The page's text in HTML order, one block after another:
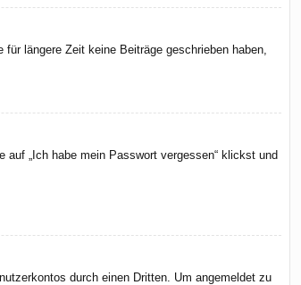
längere Zeit keine Beiträge geschrieben haben,
„Ich habe mein Passwort vergessen“ klickst und
durch einen Dritten. Um angemeldet zu